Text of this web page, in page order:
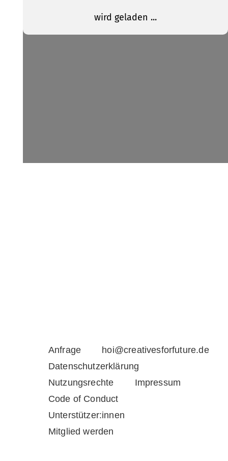
Anfrage
hoi@creativesforfuture.de
Datenschutzerklärung
Nutzungsrechte
Impressum
Code of Conduct
Unterstützer:innen
Mitglied werden